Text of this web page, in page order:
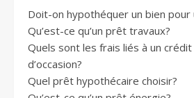
Doit-on hypothéquer un bien
Qu’est-ce qu’un prêt travaux?
Quels sont les frais liés à un
d’occasion?
Quel prêt hypothécaire choisir?